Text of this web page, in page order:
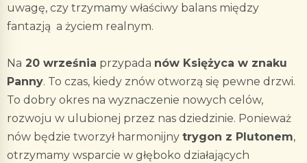
uwagę, czy trzymamy właściwy balans między
fantazją a życiem realnym.
Na 20 września przypada nów Księżyca w znaku
Panny. To czas, kiedy znów otworzą się pewne drzwi.
To dobry okres na wyznaczenie nowych celów,
rozwoju w ulubionej przez nas dziedzinie. Ponieważ
nów będzie tworzył harmonijny trygon z Plutonem,
otrzymamy wsparcie w głęboko działających